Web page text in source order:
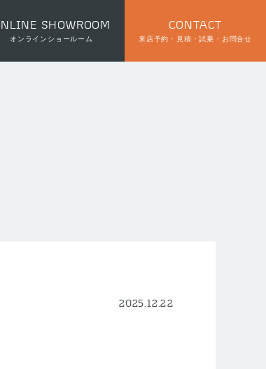
SHOWROOM
オンラインショールーム
CONTACT
来店予約・見積・試乗・お問合せ
2025.12.22